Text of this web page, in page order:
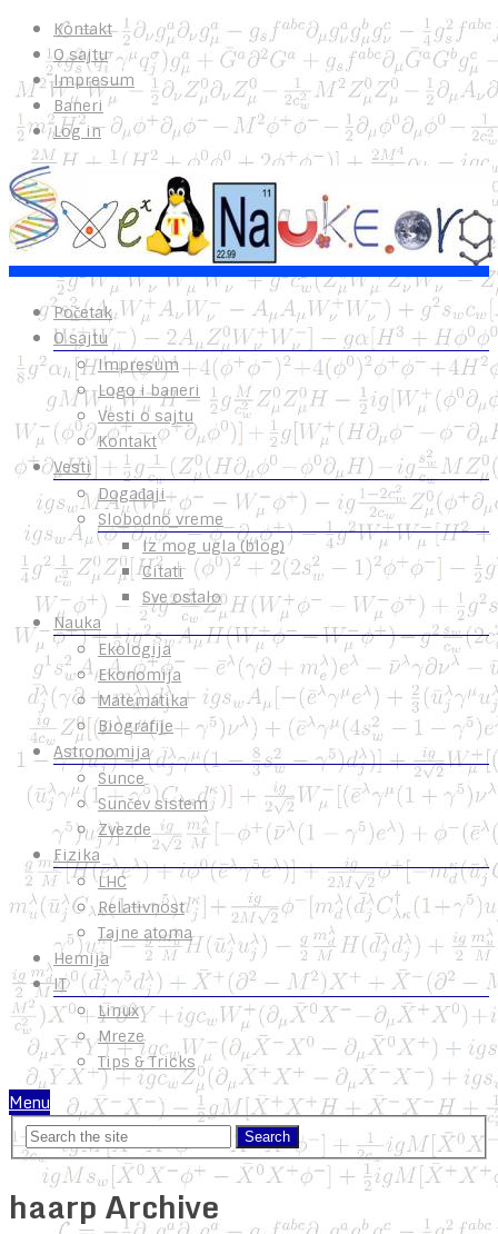
Kontakt
O sajtu
Impresum
Baneri
Log in
Početak
O sajtu
Impresum
Logo i baneri
Vesti o sajtu
Kontakt
Vesti
Događaji
Slobodno vreme
Iz mog ugla (blog)
Citati
Sve ostalo
Nauka
Ekologija
Ekonomija
Matematika
Biografije
Astronomija
Sunce
Sunčev sistem
Zvezde
Fizika
LHC
Relativnost
Tajne atoma
Hemija
IT
Linux
Mreze
Tips & Tricks
Menu
haarp Archive